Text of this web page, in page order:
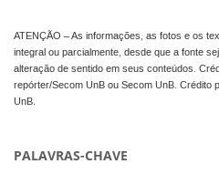
ATENÇÃO – As informações, as fotos e os
integral ou parcialmente, desde que a fonte
alteração de sentido em seus conteúdos.
repórter/Secom UnB ou Secom UnB. Crédito
UnB.
PALAVRAS-CHAVE